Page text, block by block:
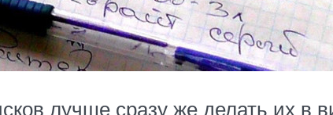
лучше сразу же делать их